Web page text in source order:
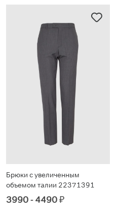
Брюки с увеличенным
объемом талии 22371391
3990 - 4490₽